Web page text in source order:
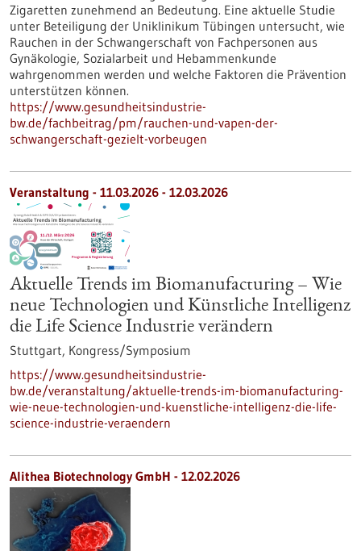
Zigaretten zunehmend an Bedeutung. Eine aktuelle Studie
unter Beteiligung der Uniklinikum Tübingen untersucht, wie
Rauchen in der Schwangerschaft von Fachpersonen aus
Gynäkologie, Sozialarbeit und Hebammenkunde
wahrgenommen werden und welche Faktoren die Prävention
unterstützen können.
https://www.gesundheitsindustrie-
bw.de/fachbeitrag/pm/rauchen-und-vapen-der-
schwangerschaft-gezielt-vorbeugen
Veranstaltung - 11.03.2026 - 12.03.2026
Aktuelle Trends im Biomanufacturing – Wie
neue Technologien und Künstliche Intelligenz
die Life Science Industrie verändern
Stuttgart, Kongress/Symposium
https://www.gesundheitsindustrie-
bw.de/veranstaltung/aktuelle-trends-im-biomanufacturing-
wie-neue-technologien-und-kuenstliche-intelligenz-die-life-
science-industrie-veraendern
Alithea Biotechnology GmbH - 12.02.2026